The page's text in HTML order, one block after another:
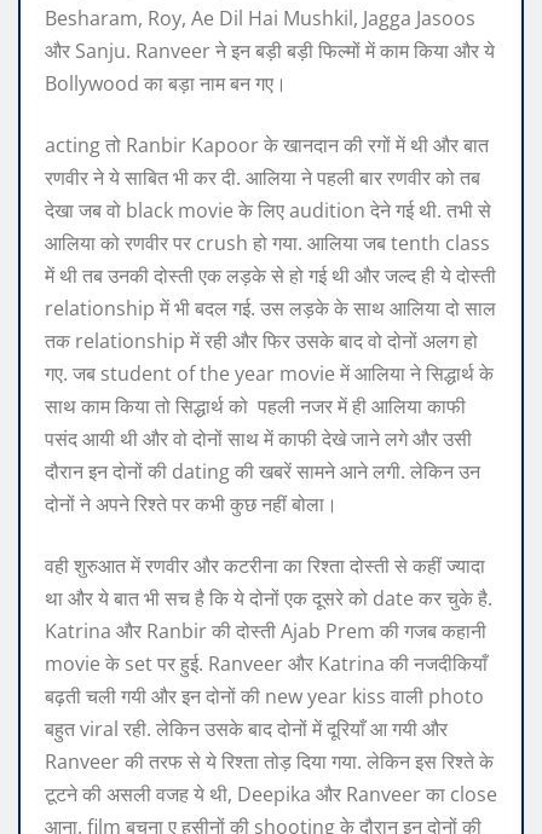
Besharam, Roy, Ae Dil Hai Mushkil, Jagga Jasoos
और Sanju. Ranveer ने इन बड़ी बड़ी फिल्मों में काम किया और ये
Bollywood का बड़ा नाम बन गए।
acting तो Ranbir Kapoor के खानदान की रगों में थी और बात
रणवीर ने ये साबित भी कर दी. आलिया ने पहली बार रणवीर को तब
देखा जब वो black movie के लिए audition देने गई थी. तभी से
आलिया को रणवीर पर crush हो गया. आलिया जब tenth class
में थी तब उनकी दोस्ती एक लड़के से हो गई थी और जल्द ही ये दोस्ती
relationship में भी बदल गई. उस लड़के के साथ आलिया दो साल
तक relationship में रही और फिर उसके बाद वो दोनों अलग हो
गए. जब student of the year movie में आलिया ने सिद्धार्थ के
साथ काम किया तो सिद्धार्थ को पहली नजर में ही आलिया काफी
पसंद आयी थी और वो दोनों साथ में काफी देखे जाने लगे और उसी
दौरान इन दोनों की dating की खबरें सामने आने लगी. लेकिन उन
दोनों ने अपने रिश्ते पर कभी कुछ नहीं बोला।
वही शुरुआत में रणवीर और कटरीना का रिश्ता दोस्ती से कहीं ज्यादा
था और ये बात भी सच है कि ये दोनों एक दूसरे को date कर चुके है.
Katrina और Ranbir की दोस्ती Ajab Prem की गजब कहानी
movie के set पर हुई. Ranveer और Katrina की नजदीकियाँ
बढ़ती चली गयी और इन दोनों की new year kiss वाली photo
बहुत viral रही. लेकिन उसके बाद दोनों में दूरियाँ आ गयी और
Ranveer की तरफ से ये रिश्ता तोड़ दिया गया. लेकिन इस रिश्ते के
टूटने की असली वजह ये थी, Deepika और Ranveer का close
आना. film बचना ए हसीनों की shooting के दौरान इन दोनों की